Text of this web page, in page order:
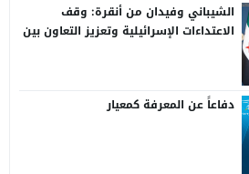
الشيباني وفيدان من أنقرة: وقف
الاعتداءات الإسرائيلية وتعزيز التعاون بين
دفاعاً عن المعرفة كمعيار